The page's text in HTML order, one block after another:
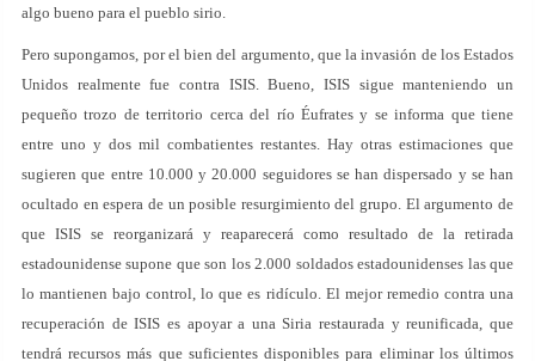
algo bueno para el pueblo sirio.
Pero supongamos, por el bien del argumento, que la invasión de los Estados
Unidos realmente fue contra ISIS. Bueno, ISIS sigue manteniendo un
pequeño trozo de territorio cerca del río Éufrates y se informa que tiene
entre uno y dos mil combatientes restantes. Hay otras estimaciones que
sugieren que entre 10.000 y 20.000 seguidores se han dispersado y se han
ocultado en espera de un posible resurgimiento del grupo. El argumento de
que ISIS se reorganizará y reaparecerá como resultado de la retirada
estadounidense supone que son los 2.000 soldados estadounidenses las que
lo mantienen bajo control, lo que es ridículo. El mejor remedio contra una
recuperación de ISIS es apoyar a una Siria restaurada y reunificada, que
tendrá recursos más que suficientes disponibles para eliminar los últimos